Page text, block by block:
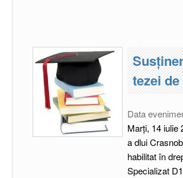
tezei
Data
Marți, 14 iulie
a dlui
habilitat în
Specializat